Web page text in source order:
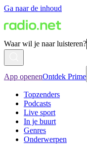
Ga naar de inhoud
Waar wil je naar luisteren?
App openenOntdek Prime
Topzenders
Podcasts
Live sport
In je buurt
Genres
Onderwerpen